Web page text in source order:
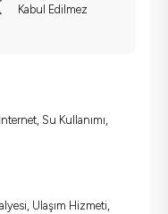
Kabul Edilmez
Su Kullanımı,
Ulaşım Hizmeti,